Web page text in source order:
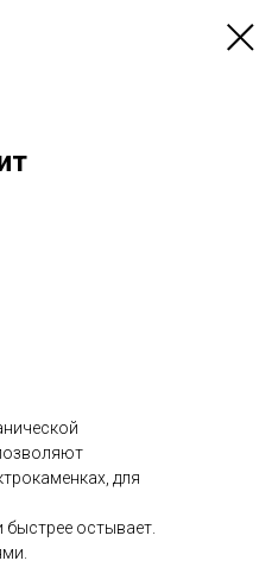
для
быстрее остывает.